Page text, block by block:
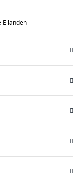
Eilanden